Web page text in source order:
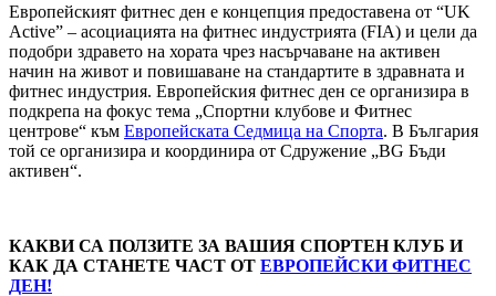
Европейският фитнес ден е концепция предоставена от “UK
Active” – асоциацията на фитнес индустрията (FIA) и цели да
подобри здравето на хората чрез насърчаване на активен
начин на живот и повишаване на стандартите в здравната и
фитнес индустрия. Европейския фитнес ден се организира в
подкрепа на фокус тема „Спортни клубове и Фитнес
центрове“ към Европейската Седмица на Спорта. В България
той се организира и координира от Сдружение „BG Бъди
активен“.
КАКВИ СА ПОЛЗИТЕ ЗА ВАШИЯ СПОРТЕН КЛУБ И
КАК ДА СТАНЕТЕ ЧАСТ ОТ ЕВРОПЕЙСКИ ФИТНЕС
ДЕН!